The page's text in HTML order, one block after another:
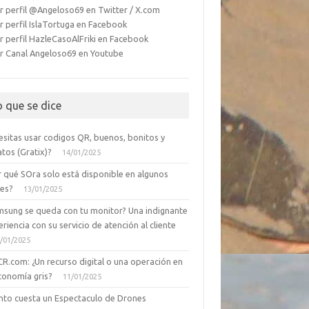
perfil @Angeloso69 en Twitter / X.com
perfil IslaTortuga en Facebook
perfil HazleCasoAlFriki en Facebook
Canal Angeloso69 en Youtube
que se dice
usar codigos QR, buenos, bonitos y
(Gratix)?
14/01/2025
qué SOra solo está disponible en algunos
13/01/2025
se queda con tu monitor? Una indignante
con su servicio de atención al cliente
01/2025
¿Un recurso digital o una operación en
gris?
11/01/2025
cuesta un Espectaculo de Drones